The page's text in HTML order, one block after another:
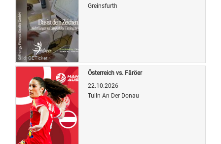
Bild: OETicket
Greinsfurth
Österreich vs. Färöer
22.10.2026
Tulln An Der Donau